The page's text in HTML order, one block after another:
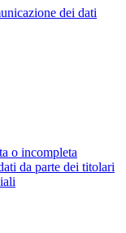
dei dati
o incompleta
da parte dei titolari